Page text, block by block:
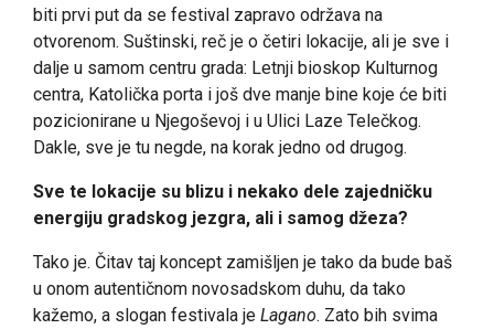
biti prvi put da se festival zapravo održava na
otvorenom. Suštinski, reč je o četiri lokacije, ali je sve i
dalje u samom centru grada: Letnji bioskop Kulturnog
centra, Katolička porta i još dve manje bine koje će biti
pozicionirane u Njegoševoj i u Ulici Laze Telečkog.
Dakle, sve je tu negde, na korak jedno od drugog.
Sve te lokacije su blizu i nekako dele zajedničku
energiju gradskog jezgra, ali i samog džeza?
Tako je. Čitav taj koncept zamišljen je tako da bude baš
u onom autentičnom novosadskom duhu, da tako
kažemo, a slogan festivala je Lagano. Zato bih svima